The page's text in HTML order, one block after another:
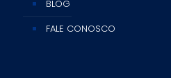
BLOG
FALE CONOSCO